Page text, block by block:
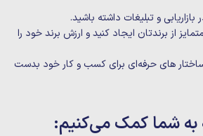
و تبلیغات داشته باشید.
از برندتان ایجاد کنید و ارزش برند خود را
ساختار های حرفه‌ای برای کسب و کار خود بدست
به شما کمک می‌کنیم: